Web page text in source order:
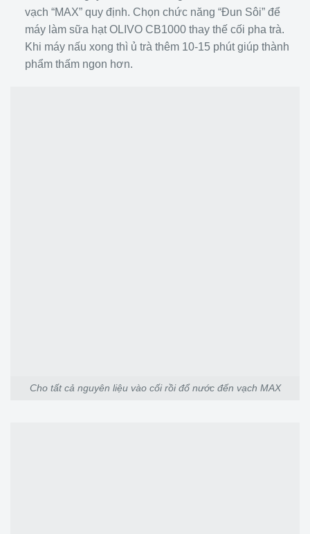
vạch “MAX” quy định. Chọn chức năng “Đun Sôi” để
máy làm sữa hạt OLIVO CB1000 thay thế cối pha trà.
Khi máy nấu xong thì ủ trà thêm 10-15 phút giúp thành
phẩm thấm ngon hơn.
Cho tất cả nguyên liệu vào cối rồi đổ nước đến vạch MAX